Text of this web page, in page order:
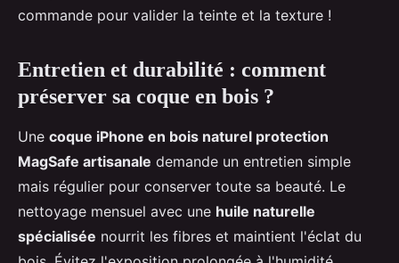
commande pour valider la teinte et la texture !
Entretien et durabilité : comment
préserver sa coque en bois ?
Une coque iPhone en bois naturel protection
MagSafe artisanale demande un entretien simple
mais régulier pour conserver toute sa beauté. Le
nettoyage mensuel avec une huile naturelle
spécialisée nourrit les fibres et maintient l'éclat du